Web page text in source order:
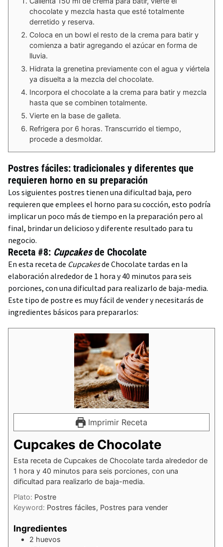
chocolate y mezcla hasta que esté totalmente
derretido y reserva.
Coloca en un bowl el resto de la crema para batir y
comienza a batir agregando el azúcar en forma de
lluvia.
Hidrata la grenetina previamente con el agua y viértela
ya disuelta a la mezcla del chocolate.
Incorpora el chocolate a la crema para batir y mezcla
hasta que se combinen totalmente.
Vierte en la base de galleta.
Refrigera por 6 horas. Transcurrido el tiempo,
procede a desmoldar.
Postres fáciles: tradicionales y diferentes que
requieren horno en su preparación
Los siguientes postres tienen una dificultad baja, pero
requieren que emplees el horno para su cocción, esto podría
implicar un poco más de tiempo en la preparación pero al
final, brindar un delicioso y diferente resultado para tu
negocio.
Receta #8: Cupcakesde Chocolate
En esta receta de Cupcakesde Chocolate tardas en la
elaboración alrededor de 1 hora y 40 minutos para seis
porciones, con una dificultad para realizarlo de baja-media.
Este tipo de postre es muy fácil de vender y necesitarás de
ingredientes básicos para prepararlos:
Imprimir Receta
Cupcakes de Chocolate
Esta receta de Cupcakes de Chocolate tarda alrededor de
1 hora y 40 minutos para seis porciones, con una
dificultad para realizarlo de baja-media.
Plato: Postre
Keyword: Postres fáciles, Postres para vender
Ingredientes
2 huevos